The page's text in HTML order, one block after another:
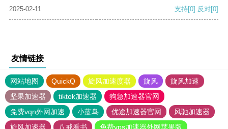
2025-02-11 支持[0] 反对[0]
友情链接
网站地图 QuickQ 旋风加速度器 旋风
旋风加速
坚果加速器
tiktok加速器
狗急加速器官网
免费vqn外网加速
小蓝鸟 优途加速器官网
风驰加速器
旋风加速器
八戒看书 免费vps加速器外网苹果版